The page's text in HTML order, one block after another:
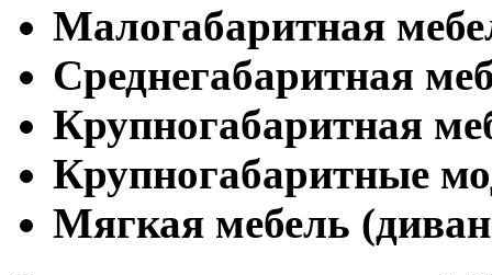
Малогабаритная
Cреднегабаритная
Крупногабаритная
Крупногабаритные
Мягкая мебель